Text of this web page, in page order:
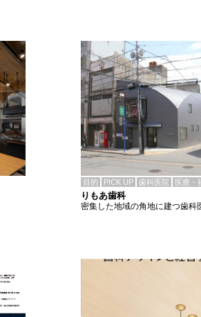
目的 PICK UP 歯科医院 医療・
りもあ歯科
密集した地域の角地に建つ歯科